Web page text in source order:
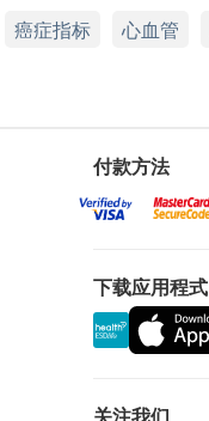
癌症指标 心血管
付款方法
下载应用程式